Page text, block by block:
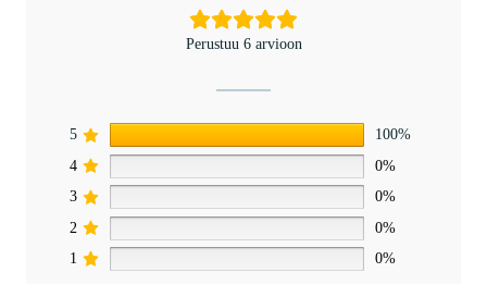
Perustuu 6 arvioon
5
100%
4
0%
3
0%
2
0%
1
0%